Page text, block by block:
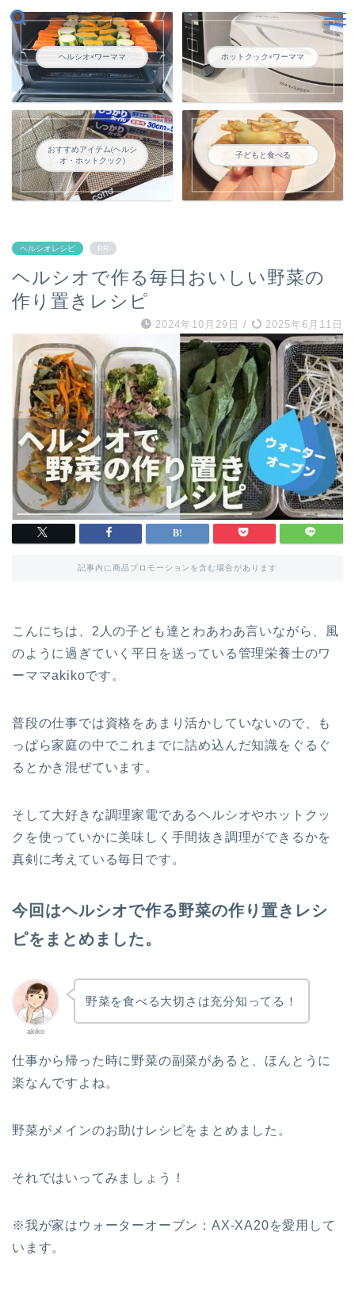
ヘルシオ×ワーママ ホットクック×ワーママ
おすすめアイテム(ヘルシ
オ・ホットクック)
子どもと食べる
ヘルシオレシピ PR
ヘルシオで作る毎日おいしい野菜の
作り置きレシピ
2024年10月29日 / 2025年6月11日
記事内に商品プロモーションを含む場合があります
こんにちは、2人の子ども達とわあわあ言いながら、風
のように過ぎていく平日を送っている管理栄養士のワ
ーママakikoです。
普段の仕事では資格をあまり活かしていないので、も
っぱら家庭の中でこれまでに詰め込んだ知識をぐるぐ
るとかき混ぜています。
そして大好きな調理家電であるヘルシオやホットクッ
クを使っていかに美味しく手間抜き調理ができるかを
真剣に考えている毎日です。
今回はヘルシオで作る野菜の作り置きレシ
ピをまとめました。
akiko
野菜を食べる大切さは充分知ってる！
仕事から帰った時に野菜の副菜があると、ほんとうに
楽なんですよね。
野菜がメインのお助けレシピをまとめました。
それではいってみましょう！
※我が家はウォーターオーブン：AX-XA20を愛用して
います。